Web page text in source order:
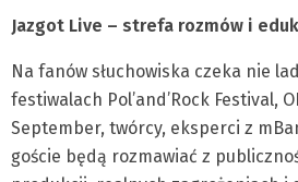
Jazgot Live – strefa rozmów i
Na fanów słuchowiska czeka nie
festiwalach Pol’and’Rock Festival,
September, twórcy, eksperci z
goście będą rozmawiać z